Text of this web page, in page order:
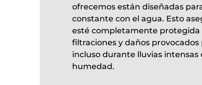
ofrecemos están diseñadas
constante con el agua. Esto
esté completamente protegida
filtraciones y daños
incluso durante lluvias intensas
humedad.